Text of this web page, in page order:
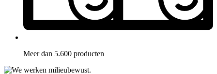
Meer dan 5.600 producten